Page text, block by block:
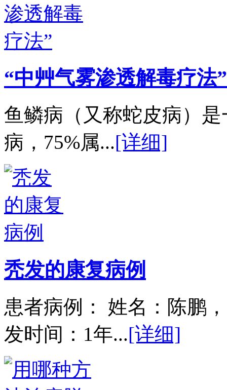
“中艸气雾渗透解毒疗法”
鱼鳞病（又称蛇皮病）
病，75%属...[详细]
秃发的康复病例
患者病例： 姓名：陈鹏
发时间：1年...[详细]